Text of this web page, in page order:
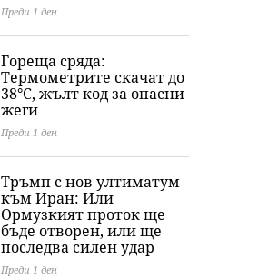
Преди 1 ден
Гореща сряда:
Термометрите скачат до
38°C, жълт код за опасни
жеги
Преди 1 ден
Тръмп с нов ултиматум
към Иран: Или
Ормузкият проток ще
бъде отворен, или ще
последва силен удар
Преди 1 ден